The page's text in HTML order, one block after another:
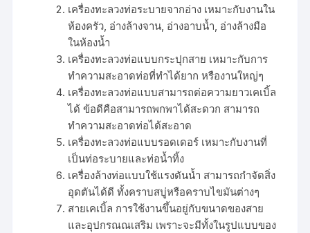
เครื่องทะลวงท่อระบายจากอ่าง เหมาะกับงานใน
ห้องครัว, อ่างล้างจาน, อ่างอาบน้ำ, อ่างล้างมือ
ในห้องน้ำ
เครื่องทะลวงท่อแบบกระปุกสาย เหมาะกับการ
ทำความสะอาดท่อที่ทำได้ยาก หรืองานใหญ่ๆ
เครื่องทะลวงท่อแบบสามารถต่อความยาวเคเบิ้ล
ได้ ข้อดีคือสามารถพกพาได้สะดวก สามารถ
ทำความสะอาดท่อได้สะอาด
เครื่องทะลวงท่อแบบรอดเดอร์ เหมาะกับงานที่
เป็นท่อระบายและท่อน้ำทิ้ง
เครื่องล้างท่อแบบใช้แรงดันน้ำ สามารถกำจัดสิ่ง
อุดตันได้ดี ทั้งคราบสบู่หรือคราบไขมันต่างๆ
สายเคเบิ้ล การใช้งานขึ้นอยู่กับขนาดของสาย
และอุปกรณณเสริม เพราะจะมีทั้งในรูปแบบของ